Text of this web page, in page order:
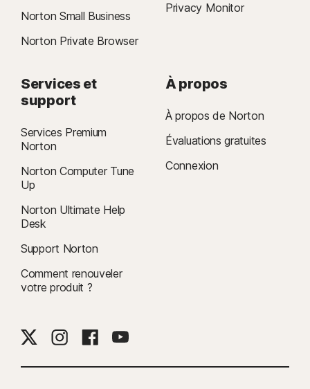
Norton Small Business
Norton Private Browser
Privacy Monitor
Services et
support
Services Premium
Norton
Norton Computer Tune
Up
Norton Ultimate Help
Desk
Support Norton
Comment renouveler
votre produit ?
À propos
À propos de Norton
Évaluations gratuites
Connexion